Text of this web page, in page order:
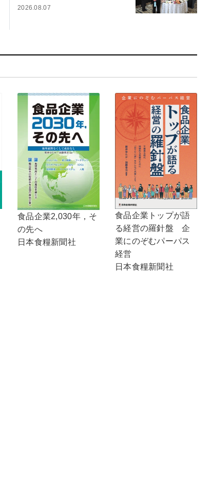
2026.08.07
食品企業2,030年，そ
の先へ
日本食糧新聞社
食品企業トップが語
る経営の羅針盤 企
業にのぞむパーパス
経営
日本食糧新聞社